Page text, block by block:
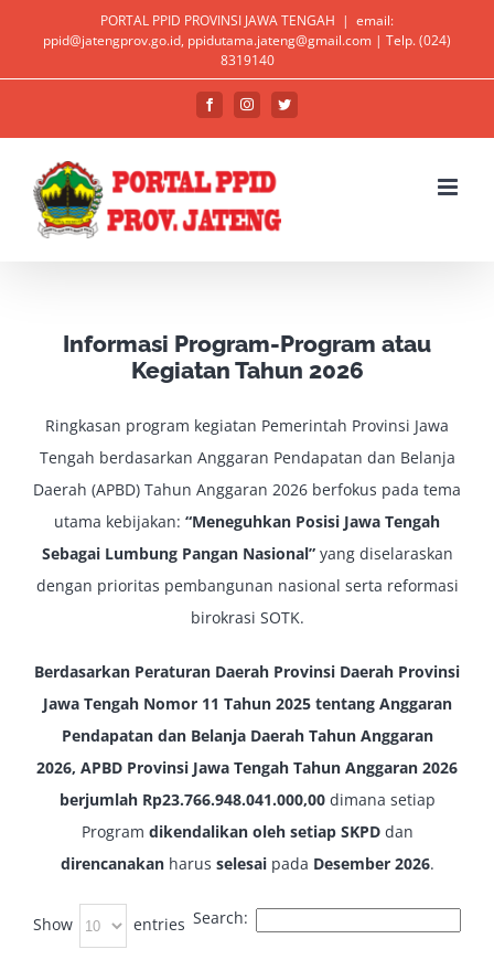
Open toolbar
content
PORTAL PPID PROVINSI JAWA TENGAH | email:
ppid@jatengprov.go.id, ppidutama.jateng@gmail.com | Telp. (024)
8319140
FacebookInstagramTwitter
Informasi Program-Program atau
Kegiatan Tahun 2026
Ringkasan program kegiatan Pemerintah Provinsi Jawa
Tengah berdasarkan Anggaran Pendapatan dan Belanja
Daerah (APBD) Tahun Anggaran 2026 berfokus pada tema
utama kebijakan: “Meneguhkan Posisi Jawa Tengah
Sebagai Lumbung Pangan Nasional”yang diselaraskan
dengan prioritas pembangunan nasional serta reformasi
birokrasi SOTK.
Berdasarkan Peraturan Daerah Provinsi Daerah Provinsi
Jawa Tengah Nomor 11 Tahun 2025 tentang Anggaran
Pendapatan dan Belanja Daerah Tahun Anggaran
2026, APBD Provinsi Jawa Tengah Tahun Anggaran 2026
berjumlah Rp23.766.948.041.000,00 dimana setiap
Program dikendalikan oleh setiap SKPDdan
direncanakanharus selesaipada Desember 2026.
Show entries Search: